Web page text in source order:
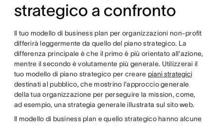
strategico a confronto
Il tuo modello di business plan per organizzazioni non-profit
differirà leggermente da quello del piano strategico. La
differenza principale è che il primo è più orientato all'azione,
mentre il secondo è volutamente più generale. Utilizzerai il
tuo modello di piano strategico per creare piani strategici
destinati al pubblico, che mostrino l'approccio generale
della tua organizzazione per perseguire la mission, come,
ad esempio, una strategia generale illustrata sul sito web.
Il modello di business plan e quello strategico hanno alcune